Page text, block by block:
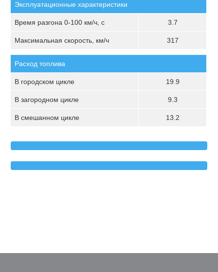
Эксплуатационные характеристики
Время разгона 0-100 км/ч, с 3.7
Максимальная скорость, км/ч 317
Расход топлива
В городском цикле 19.9
В загородном цикле 9.3
В смешанном цикле 13.2